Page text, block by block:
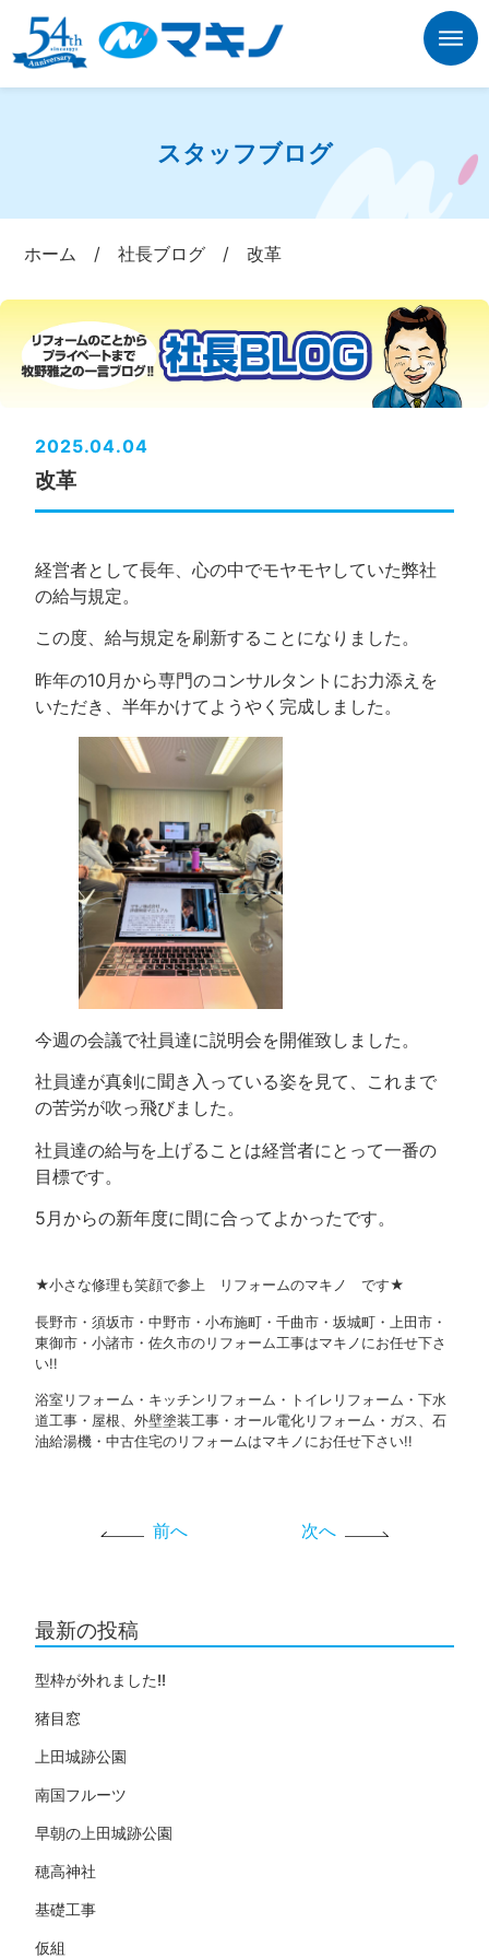
スタッフブログ
ホーム /社長ブログ /改革
2025.04.04
改革
経営者として長年、心の中でモヤモヤしていた弊社
の給与規定。
この度、給与規定を刷新することになりました。
昨年の10月から専門のコンサルタントにお力添えを
いただき、半年かけてようやく完成しました。
今週の会議で社員達に説明会を開催致しました。
社員達が真剣に聞き入っている姿を見て、これまで
の苦労が吹っ飛びました。
社員達の給与を上げることは経営者にとって一番の
目標です。
5月からの新年度に間に合ってよかったです。
★小さな修理も笑顔で参上 リフォームのマキノ です★
長野市・須坂市・中野市・小布施町・千曲市・坂城町・上田市・
東御市・小諸市・佐久市のリフォーム工事はマキノにお任せ下さ
い!!
浴室リフォーム・キッチンリフォーム・トイレリフォーム・下水
道工事・屋根、外壁塗装工事・オール電化リフォーム・ガス、石
油給湯機・中古住宅のリフォームはマキノにお任せ下さい!!
前へ 次へ
最新の投稿
型枠が外れました!!
猪目窓
上田城跡公園
南国フルーツ
早朝の上田城跡公園
穂高神社
基礎工事
仮組